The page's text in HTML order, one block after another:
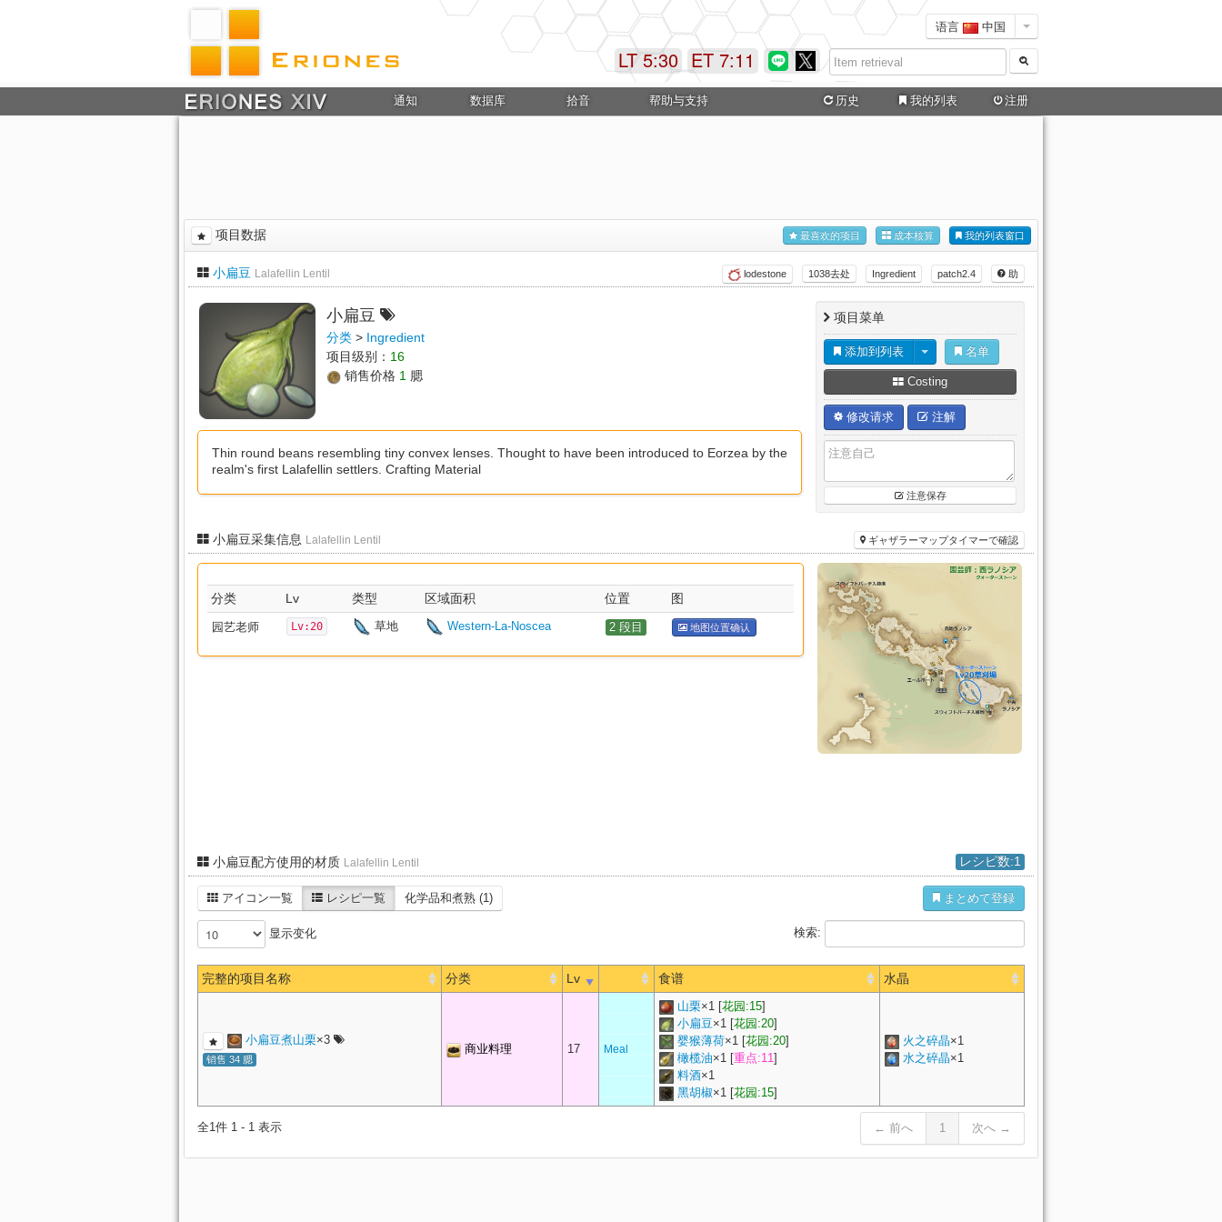
语言 中国
ET 7:12
LT 5:31
通知 数据库 拾音 帮助与支持 历史 我的列表 注册
项目数据 我的列表窗口
成本核算
最喜欢的项目
小扁豆 Lalafellin Lentil 助
patch2.4
Ingredient
1038去处
lodestone
小扁豆
分类 > Ingredient
项目级别： 16
销售价格 1 腮
Thin round beans resembling tiny convex lenses. Thought to have been introduced to Eorzea by the
realm's first Lalafellin settlers. Crafting Material
项目菜单
添加到列表 名单
Costing
修改请求 注解
注意保存
小扁豆采集信息 Lalafellin Lentil ギャザラーマップタイマーで確認
分类 Lv 类型 区域面积 位置 图
园艺老师 Lv:20 草地 Western-La-Noscea 2 段目 地图位置确认
小扁豆配方使用的材质 Lalafellin Lentil レシピ数:1
アイコン一覧 レシピ一覧 化学品和煮熟 (1) まとめて登録
显示变化 検索:
完整的项目名称 分类 Lv 食谱 水晶
小扁豆煮山栗×3
销售 34 腮
商业料理 17 Meal
山栗×1 [花园:15]
小扁豆×1 [花园:20]
婴猴薄荷×1 [花园:20]
橄榄油×1 [重点:11]
料酒×1
黑胡椒×1 [花园:15]
火之碎晶×1
水之碎晶×1
全1件 1 - 1 表示 ← 前へ 1 次へ →